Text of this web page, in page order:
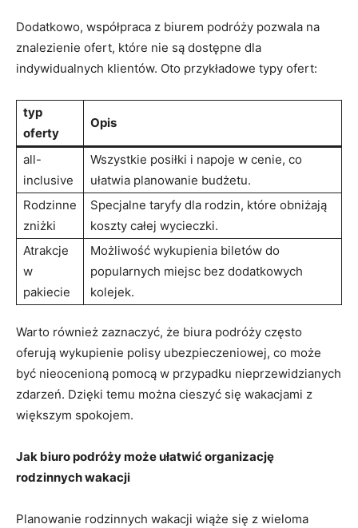
Dodatkowo, współpraca z biurem podróży pozwala na​
znalezienie ofert, które nie są dostępne dla‍
indywidualnych klientów. Oto przykładowe typy ofert:
typ
oferty
Opis
all-
inclusive
Wszystkie‌ posiłki ‌i napoje w cenie, co
ułatwia planowanie ⁤budżetu.
Rodzinne
zniżki
Specjalne taryfy dla rodzin, które obniżają
koszty całej wycieczki.
Atrakcje ​
w
pakiecie
Możliwość wykupienia biletów⁤ do
popularnych miejsc ⁣bez dodatkowych
kolejek.
Warto również zaznaczyć, że biura podróży często
oferują wykupienie polisy ubezpieczeniowej, co ⁢może
być nieocenioną pomocą w przypadku nieprzewidzianych
zdarzeń. Dzięki temu można cieszyć się wakacjami z
większym spokojem.
Jak biuro ​podróży może ułatwić organizację
rodzinnych wakacji
Planowanie ⁤rodzinnych ​wakacji ⁣wiąże się‌ z wieloma